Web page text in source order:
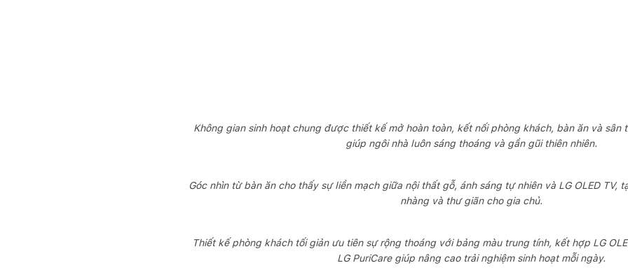
Không gian sinh hoạt chung được thiết kế mở hoàn toàn, kết nối phòng khách, bàn ăn và sân
giúp ngôi nhà luôn sáng thoáng và gần gũi thiên nhiên.
Góc nhìn từ bàn ăn cho thấy sự liền mạch giữa nội thất gỗ, ánh sáng tự nhiên và LG OLED TV,
nhàng và thư giãn cho gia chủ.
Thiết kế phòng khách tối giản ưu tiên sự rộng thoáng với bảng màu trung tính, kết hợp LG
LG PuriCare giúp nâng cao trải nghiệm sinh hoạt mỗi ngày.